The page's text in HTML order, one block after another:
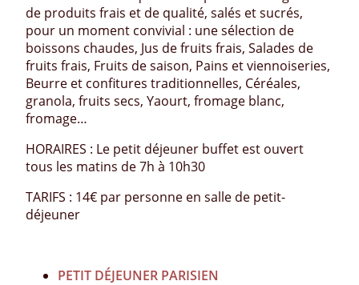
de produits frais et de qualité, salés et sucrés,
pour un moment convivial : une sélection de
boissons chaudes, Jus de fruits frais, Salades de
fruits frais, Fruits de saison, Pains et viennoiseries,
Beurre et confitures traditionnelles, Céréales,
granola, fruits secs, Yaourt, fromage blanc,
fromage…
HORAIRES : Le petit déjeuner buffet est ouvert
tous les matins de 7h à 10h30
TARIFS : 14€ par personne en salle de petit-
déjeuner
PETIT DÉJEUNER PARISIEN